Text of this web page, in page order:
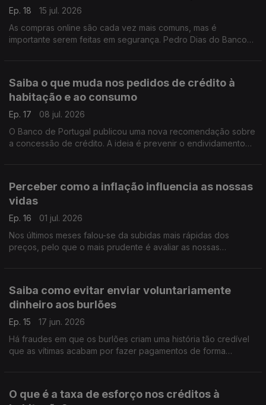
Ep. 18
15 jul. 2026
As compras online são cada vez mais comuns, mas é
importante serem feitas em segurança. Pedro Dias do Banco
Saiba o que muda nos pedidos de crédito à
habitação e ao consumo
Ep. 17
08 jul. 2026
O Banco de Portugal publicou uma nova recomendação sobre
a concessão de crédito. A ideia é prevenir o endividamento
Perceber como a inflação influencia as nossas
vidas
Ep. 16
01 jul. 2026
Nos últimos meses falou-se da subidas mais rápidas dos
preços, pelo que o mais prudente é avaliar as nossas
Saiba como evitar enviar voluntariamente
dinheiro aos burlões
Ep. 15
17 jun. 2026
Há fraudes em que os burlões criam uma história tão credível
que as vítimas acabam por fazer pagamentos de forma
O que é a taxa de esforço nos créditos à